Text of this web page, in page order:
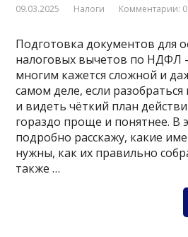
09.03.2025 Налоги Комментарии: 0
Подготовка документов для
налоговых вычетов по НДФЛ
многим кажется сложной и
самом деле, если
и видеть чёткий план
гораздо проще и понятнее. В
подробно расскажу, какие
нужны, как их правильно
также …